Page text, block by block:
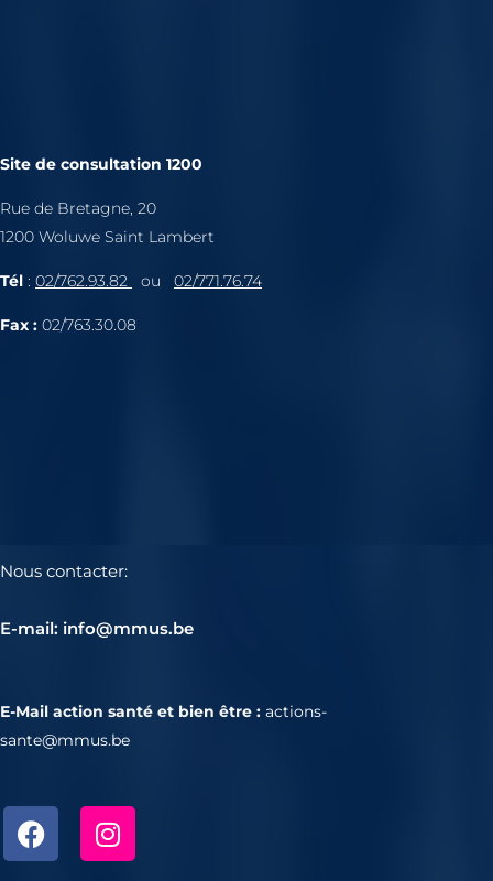
Site de consultation 1200
Rue de Bretagne, 20
1200 Woluwe Saint Lambert
Tél : 02/762.93.82 ou 02/771.76.74
Fax : 02/763.30.08
Nous contacter:
E-mail: info@mmus.be
E-Mail action santé et bien être : actions-
sante@mmus.be
F
a
c
I
n
s